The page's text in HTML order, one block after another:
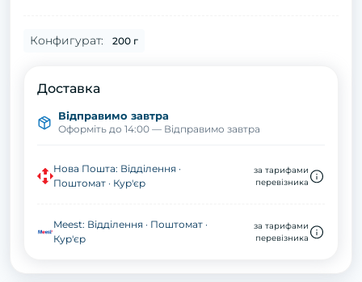
Конфигурат: 200 г
Доставка
Відправимо завтра
Оформіть до 14:00 — Відправимо завтра
Нова Пошта: Відділення ·
Поштомат · Кур'єр
за тарифами
перевізника
Meest: Відділення · Поштомат ·
Кур'єр
за тарифами
перевізника